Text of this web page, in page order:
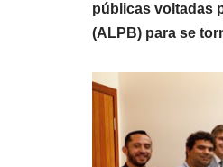
públicas voltadas
(ALPB) para se